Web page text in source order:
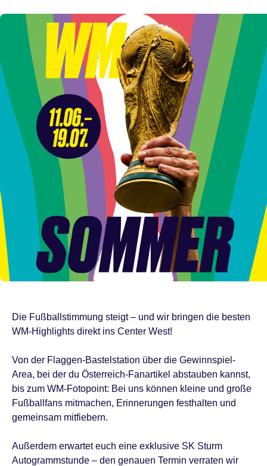
Die Fußballstimmung steigt – und wir bringen die besten
WM-Highlights direkt ins Center West!
Von der Flaggen-Bastelstation über die Gewinnspiel-
Area, bei der du Österreich-Fanartikel abstauben kannst,
bis zum WM-Fotopoint: Bei uns können kleine und große
Fußballfans mitmachen, Erinnerungen festhalten und
gemeinsam mitfiebern.
Außerdem erwartet euch eine exklusive SK Sturm
Autogrammstunde – den genauen Termin verraten wir